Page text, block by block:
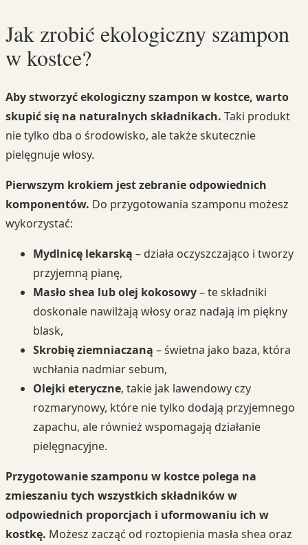
Jak zrobić ekologiczny szampon
w kostce?
Aby stworzyć ekologiczny szampon w kostce, warto
skupić się na naturalnych składnikach. Taki produkt
nie tylko dba o środowisko, ale także skutecznie
pielęgnuje włosy.
Pierwszym krokiem jest zebranie odpowiednich
komponentów. Do przygotowania szamponu możesz
wykorzystać:
Mydlnicę lekarską – działa oczyszczająco i tworzy
przyjemną pianę,
Masło shea lub olej kokosowy– te składniki
doskonale nawilżają włosy oraz nadają im piękny
blask,
Skrobię ziemniaczaną – świetna jako baza, która
wchłania nadmiar sebum,
Olejki eteryczne, takie jak lawendowy czy
rozmarynowy, które nie tylko dodają przyjemnego
zapachu, ale również wspomagają działanie
pielęgnacyjne.
Przygotowanie szamponu w kostce polega na
zmieszaniu tych wszystkich składników w
odpowiednich proporcjach i uformowaniu ich w
kostkę. Możesz zacząć od roztopienia masła shea oraz